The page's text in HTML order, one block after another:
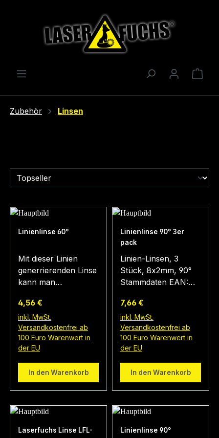
Zubehör Linsen
Linienlinse 60°
Mit dieser Linien
generrierenden Linse
kann man
Punktlaser in einen
Linien laser
umwandeln. Dabei
spielt es keine Rolle
welche Wellenlänge
der Laser ausstrahlt.
Der Öffnungswinkel
von 60° erzeugt in
1m eine Laserlinie
Der Versand erfolgt
Regulärer Preis:
4,56 €
inkl. MwSt.
Versandkostenfrei ab
100 Euro Warenwert in
der EU
In den Warenkorb
Linienlinse 90° 3er
pack
Linien-Linsen, 3
Stück, 8x2mm, 90°
Stammdaten EAN:
Warentarifnummer:
9013909000
Technische Daten
Lagertemperatur: 0°C
- 70 °C Optische
Parameter
Laserklasse: 1
Öffnungswinkel: 90 °
Parameter Material:
Holosun BKA
Regulärer Preis:
7,66 €
inkl. MwSt.
Versandkostenfrei ab
100 Euro Warenwert in
der EU
In den Warenkorb
Laserfuchs Linse LFL-
Linienlinse 90°